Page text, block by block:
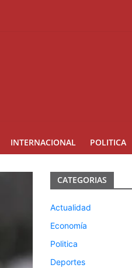
INTERNACIONAL POLITICA
CATEGORIAS
Actualidad
Economía
Politica
Deportes